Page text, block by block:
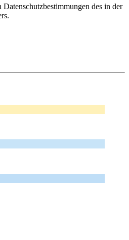
des in der